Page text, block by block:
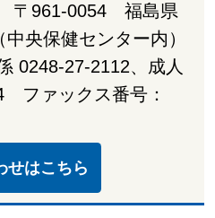
〒961-0054 福島県
央保健センター内）
0248-27-2112、成人
ファックス番号：
せはこちら